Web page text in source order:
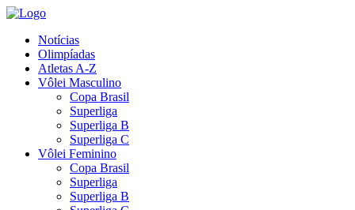
Notícias
Olimpíadas
Atletas A-Z
Vôlei Masculino
Copa Brasil
Superliga
Superliga B
Superliga C
Vôlei Feminino
Copa Brasil
Superliga
Superliga B